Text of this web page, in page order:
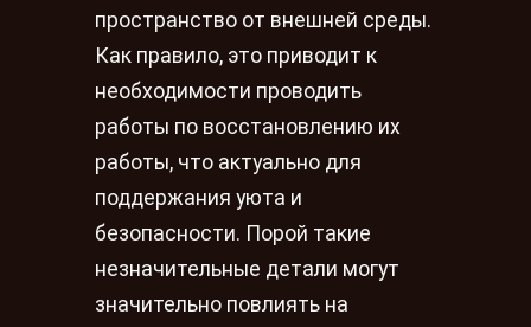
пространство от внешней среды.
Как правило, это приводит к
необходимости проводить
работы по восстановлению их
работы, что актуально для
поддержания уюта и
безопасности. Порой такие
незначительные детали могут
значительно повлиять на